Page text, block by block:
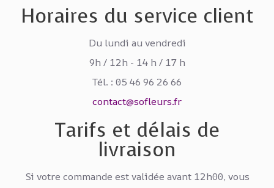
Horaires du service client
Du lundi au vendredi
9h / 12h - 14 h / 17 h
Tél. : 05 46 96 26 66
contact@sofleurs.fr
Tarifs et délais de
livraison
Si votre commande est validée avant 12h00, vous